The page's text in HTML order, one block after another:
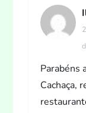
Parabéns
Cachaça,